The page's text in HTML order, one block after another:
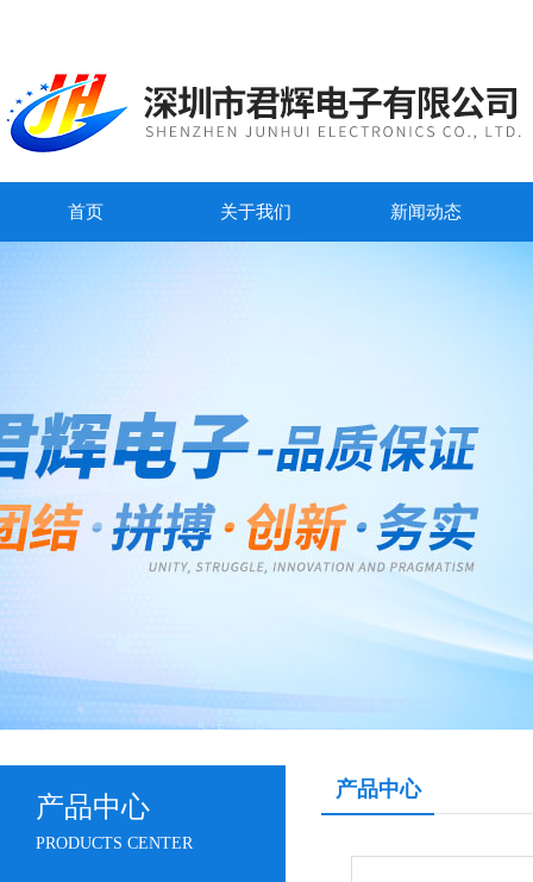
首页 关于我们 新闻动态
产品中心
PRODUCTS CENTER
产品中心